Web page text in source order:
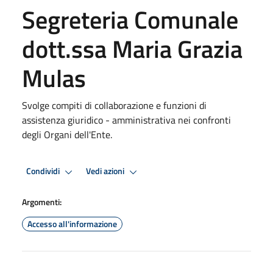
Segreteria Comunale
dott.ssa Maria Grazia
Mulas
Svolge compiti di collaborazione e funzioni di
assistenza giuridico - amministrativa nei confronti
degli Organi dell'Ente.
Condividi Vedi azioni
Argomenti:
Accesso all'informazione